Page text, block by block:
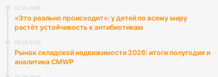
07.08.2026
«Это реально происходит»: у детей по всему миру
растёт устойчивость к антибиотикам
06.08.2026
Рынок складской недвижимости 2026: итоги полугодия и
аналитика CMWP